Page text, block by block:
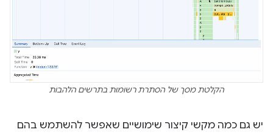
הקלטת מסך של הסתרת רשומות בתרשים הלהבות
יש גם כמה מקשי קיצור שימושיים שאפשר להשתמש בהם